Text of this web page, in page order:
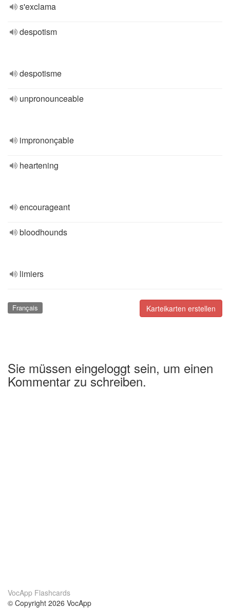
s'exclama
despotism
despotisme
unpronounceable
imprononçable
heartening
encourageant
bloodhounds
limiers
Karteikarten erstellen
Français
Sie müssen eingeloggt sein, um einen
Kommentar zu schreiben.
VocApp Flashcards
© Copyright 2026 VocApp